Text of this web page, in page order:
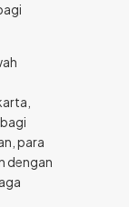
para
dengan